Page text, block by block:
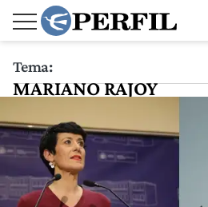
Tema:
MARIANO RAJOY